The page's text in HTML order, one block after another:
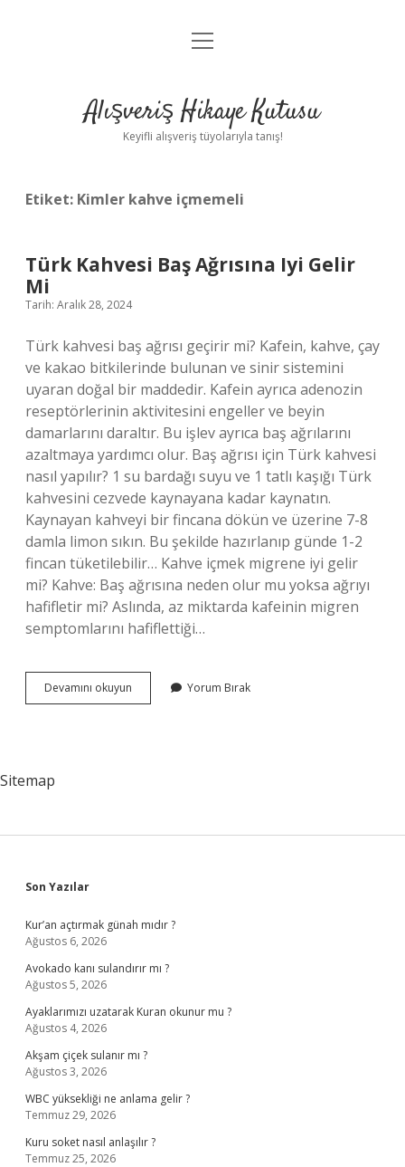
Anasayfa
Yasal Uyarı
menüyü
Alışveriş Hikaye Kutusu
Keyifli alışveriş tüyolarıyla tanış!
Etiket: Kimler kahve içmemeli
Türk Kahvesi Baş Ağrısına Iyi Gelir
Mi
Tarih: Aralık 28, 2024
Türk kahvesi baş ağrısı geçirir mi? Kafein, kahve, çay
ve kakao bitkilerinde bulunan ve sinir sistemini
uyaran doğal bir maddedir. Kafein ayrıca adenozin
reseptörlerinin aktivitesini engeller ve beyin
damarlarını daraltır. Bu işlev ayrıca baş ağrılarını
azaltmaya yardımcı olur. Baş ağrısı için Türk kahvesi
nasıl yapılır? 1 su bardağı suyu ve 1 tatlı kaşığı Türk
kahvesini cezvede kaynayana kadar kaynatın.
Kaynayan kahveyi bir fincana dökün ve üzerine 7-8
damla limon sıkın. Bu şekilde hazırlanıp günde 1-2
fincan tüketilebilir… Kahve içmek migrene iyi gelir
mi? Kahve: Baş ağrısına neden olur mu yoksa ağrıyı
hafifletir mi? Aslında, az miktarda kafeinin migren
semptomlarını hafiflettiği…
Devamını okuyun
Kahvesi
Yorum Bırak
Sitemap
Sidebar
Son Yazılar
Kur’an açtırmak günah mıdır ?
Ağustos 6, 2026
Avokado kanı sulandırır mı ?
Ağustos 5, 2026
Ayaklarımızı uzatarak Kuran okunur mu ?
Ağustos 4, 2026
Akşam çiçek sulanır mı ?
Ağustos 3, 2026
WBC yüksekliği ne anlama gelir ?
Temmuz 29, 2026
Kuru soket nasıl anlaşılır ?
Temmuz 25, 2026